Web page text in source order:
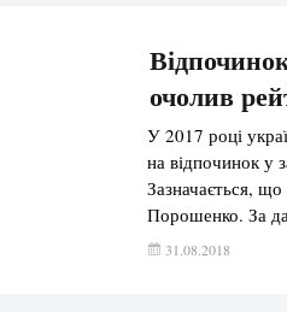
очолив
У 2017 році
на відпочинок у
Зазначається,
Порошенко. За
два видатки на
31.08.2018